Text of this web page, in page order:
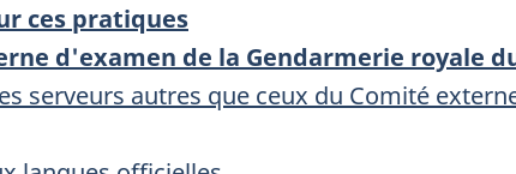
ces pratiques
d'examen de la Gendarmerie royale
serveurs autres que ceux du Comité